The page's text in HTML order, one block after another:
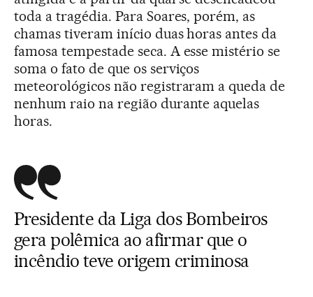
toda a tragédia. Para Soares, porém, as
chamas tiveram início duas horas antes da
famosa tempestade seca. A esse mistério se
soma o fato de que os serviços
meteorológicos não registraram a queda de
nenhum raio na região durante aquelas
horas.
Presidente da Liga dos Bombeiros
gera polêmica ao afirmar que o
incêndio teve origem criminosa